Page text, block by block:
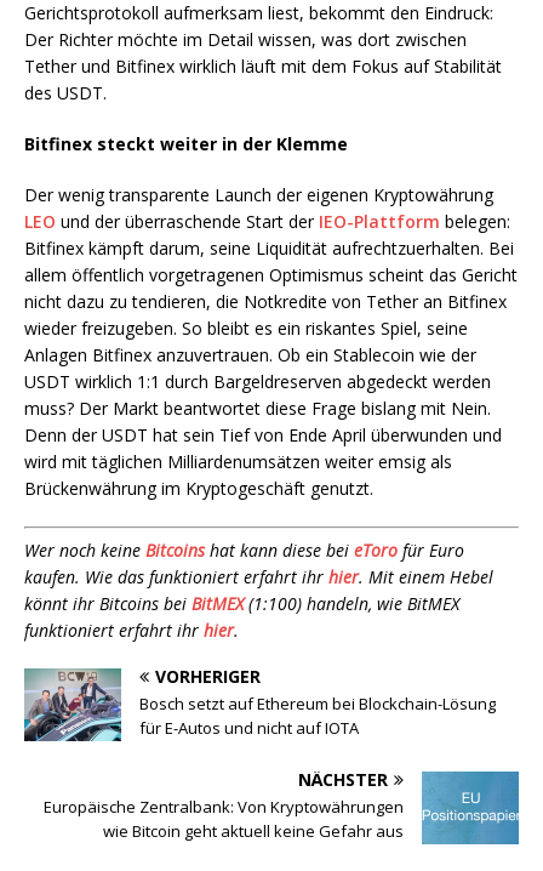
Gerichtsprotokoll aufmerksam liest, bekommt den Eindruck:
Der Richter möchte im Detail wissen, was dort zwischen
Tether und Bitfinex wirklich läuft mit dem Fokus auf Stabilität
des USDT.
Bitfinex steckt weiter in der Klemme
Der wenig transparente Launch der eigenen Kryptowährung
LEO und der überraschende Start der IEO-Plattform belegen:
Bitfinex kämpft darum, seine Liquidität aufrechtzuerhalten. Bei
allem öffentlich vorgetragenen Optimismus scheint das Gericht
nicht dazu zu tendieren, die Notkredite von Tether an Bitfinex
wieder freizugeben. So bleibt es ein riskantes Spiel, seine
Anlagen Bitfinex anzuvertrauen. Ob ein Stablecoin wie der
USDT wirklich 1:1 durch Bargeldreserven abgedeckt werden
muss? Der Markt beantwortet diese Frage bislang mit Nein.
Denn der USDT hat sein Tief von Ende April überwunden und
wird mit täglichen Milliardenumsätzen weiter emsig als
Brückenwährung im Kryptogeschäft genutzt.
Wer noch keine Bitcoinshat kann diese bei eToro für Euro
kaufen. Wie das funktioniert erfahrt ihr hier. Mit einem Hebel
könnt ihr Bitcoins bei BitMEX(1:100) handeln, wie BitMEX
funktioniert erfahrt ihr hier.
VORHERIGER
Bosch setzt auf Ethereum bei Blockchain-Lösung
für E-Autos und nicht auf IOTA
NÄCHSTER
Europäische Zentralbank: Von Kryptowährungen
wie Bitcoin geht aktuell keine Gefahr aus